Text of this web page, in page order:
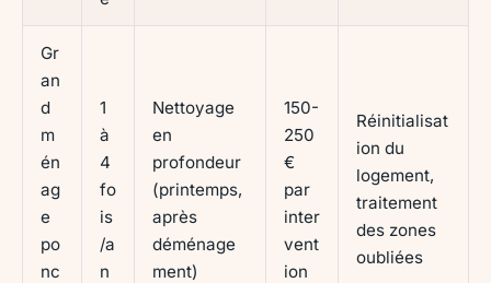
Gr
an
d
m
én
ag
e
po
nc
1
à
4
fo
is
/a
n
Nettoyage
en
profondeur
(printemps,
après
déménage
ment)
150-
250
€
par
inter
vent
ion
Réinitialisat
ion du
logement,
traitement
des zones
oubliées